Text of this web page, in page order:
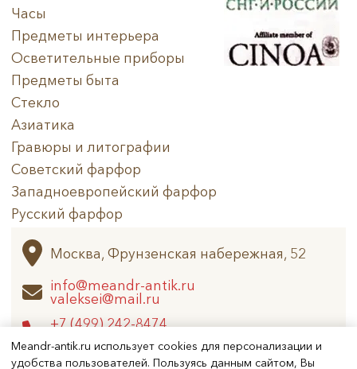
Meandr-antik.ru использует cookies для персонализации и
удобства пользователей. Пользуясь данным сайтом, Вы
Часы
Предметы интерьера
Осветительные приборы
Предметы быта
Стекло
Азиатика
Гравюры и литографии
Советский фарфор
Западноевропейский фарфор
Русский фарфор
Архив
Москва, Фрунзенская набережная, 52
info@meandr-antik.ru
valeksei@mail.ru
+7 (499) 242-8474